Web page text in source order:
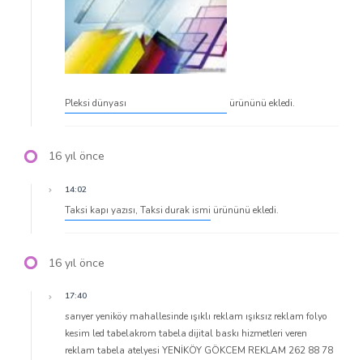
Pleksi dünyası ürününü ekledi.
16 yıl önce
14:02
Taksi kapı yazısı, Taksi durak ismi ürününü ekledi.
16 yıl önce
17:40
sarıyer yeniköy mahallesinde ışıklı reklam ışıksız reklam folyo
kesim led tabelakrom tabela dijital baskı hizmetleri veren
reklam tabela atelyesi YENİKÖY GÖKCEM REKLAM 262 88 78